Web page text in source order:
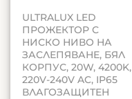
ULTRALUX LED
ПРОЖЕКТОР С
НИСКО НИВО НА
ЗАСЛЕПЯВАНЕ, БЯЛ
КОРПУС, 20W, 4200K,
220V-240V AC, IP65
ВЛАГОЗАЩИТЕН